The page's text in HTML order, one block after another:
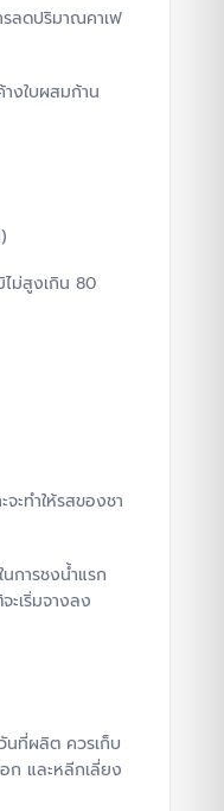
ลดปริมาณคาเฟ
งใบผสมก้าน
ม่สูงเกิน 80
จะทำให้รสของชา
การชงน้ำแรก
ะเริ่มจางลง
นที่ผลิต ควรเก็บ
ก และหลีกเลี่ยง